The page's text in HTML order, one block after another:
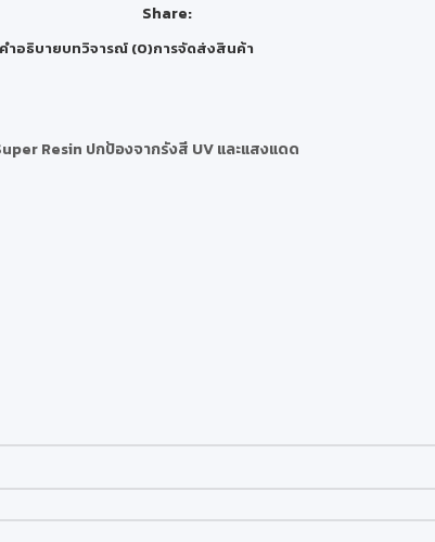
Share:
คำอธิบายบทวิจารณ์ (0)การจัดส่งสินค้า
Resin ปกป้องจากรังสี UV และแสงแดด